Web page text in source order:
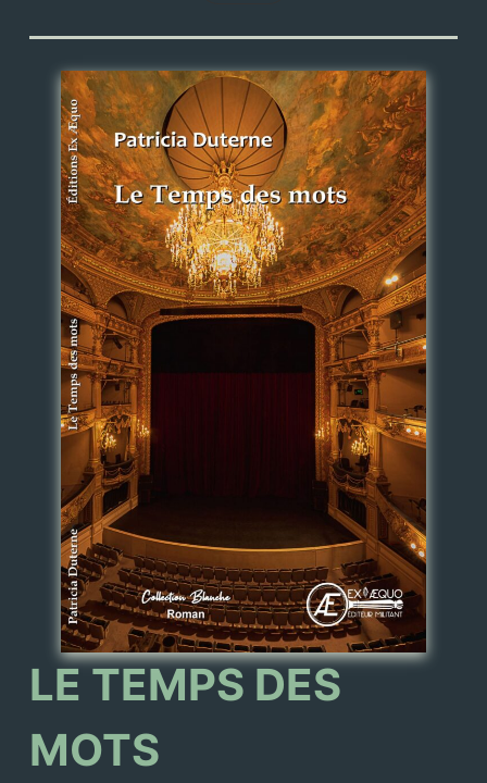
LE TEMPS DES
MOTS